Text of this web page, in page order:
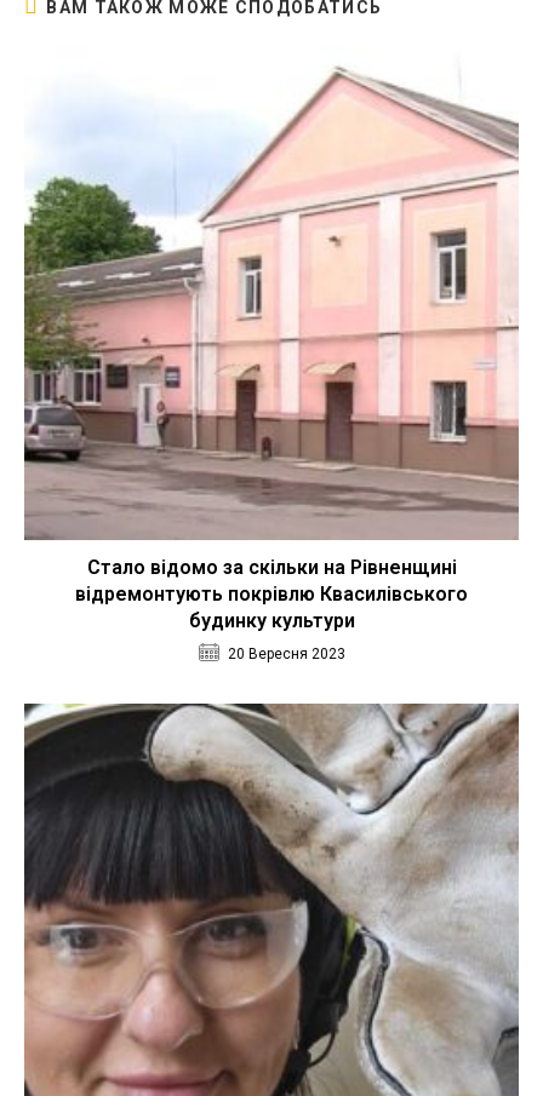
ВАМ ТАКОЖ МОЖЕ СПОДОБАТИСЬ
Стало відомо за скільки на Рівненщині
відремонтують покрівлю Квасилівського
будинку культури
20 Вересня 2023